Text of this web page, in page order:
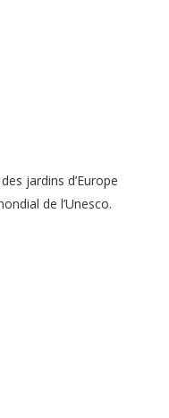
jardins d’Europe
de l’Unesco.